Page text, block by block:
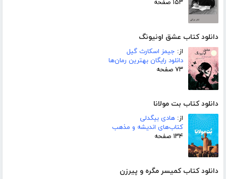
۱۵۳ صفحه
دانلود کتاب عشق اونیونگ
از: جیمز اسکارث گیل
دانلود رایگان بهترین رمان‌ها
۷۳ صفحه
دانلود کتاب بت مولانا
از: هادی بیگدلی
کتاب‌های اندیشه و مذهب
۱۳۴ صفحه
دانلود کتاب کمیسر مگره و پیرزن